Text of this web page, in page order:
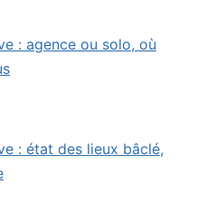
: agence ou solo, où
: état des lieux bâclé,